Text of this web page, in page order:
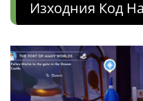
Изходния Код